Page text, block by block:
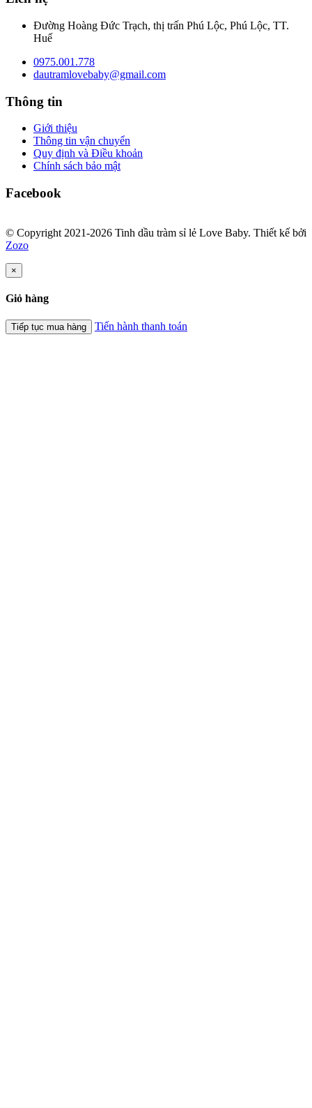
Đường Hoàng Đức Trạch, thị trấn Phú Lộc, Phú Lộc, TT.
Huế
0975.001.778
dautramlovebaby@gmail.com
Thông tin
Giới thiệu
Thông tin vận chuyển
Quy định và Điều khoản
Chính sách bảo mật
Facebook
© Copyright 2021-2026 Tinh dầu tràm sỉ lẻ Love Baby. Thiết kế bởi
Zozo
×
Giỏ hàng
Tiếp tục mua hàng Tiến hành thanh toán